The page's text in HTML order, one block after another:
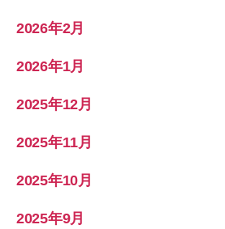
2026年2月
2026年1月
2025年12月
2025年11月
2025年10月
2025年9月